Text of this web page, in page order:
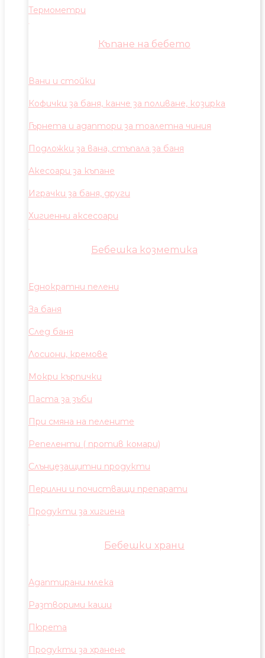
Термометри
Къпане на бебето
Вани и стойки
Кофички за баня, канче за поливане, козирка
Гърнета и адаптори за тоалетна чиния
Подложки за вана, стъпала за баня
Акесоари за къпане
Играчки за баня, други
Хигиенни аксесоари
Бебешка козметика
Еднократни пелени
За баня
След баня
Лосиони, кремове
Мокри кърпички
Паста за зъби
При смяна на пелените
Репеленти ( против комари)
Слънцезащитни продукти
Перилни и почистващи препарати
Продукти за хигиена
Бебешки храни
Адаптирани млека
Разтворими каши
Пюрета
Продукти за хранене